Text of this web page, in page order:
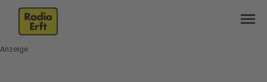
menu
Anzeige